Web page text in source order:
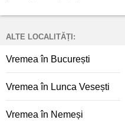
ALTE LOCALITĂȚI:
Vremea în București
Vremea în Lunca Vesești
Vremea în Nemeși